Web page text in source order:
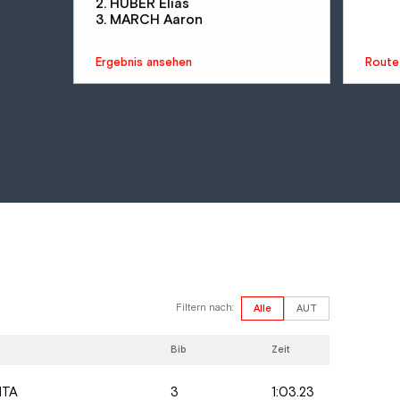
2. HUBER Elias
3. MARCH Aaron
Ergebnis ansehen
Filtern nach: Alle AUT
Bib Zeit
ITA 3 1:03.23